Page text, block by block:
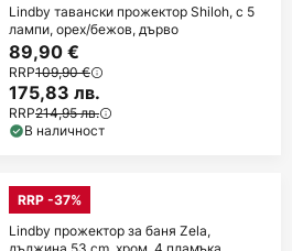
Lindby тавански прожектор Shiloh, с 5
лампи, орех/бежов, дърво
89,90 €
RRP109,90 €
175,83 лв.
RRP214,95 лв.
В наличност
RRP -37%
Lindby прожектор за баня Zela,